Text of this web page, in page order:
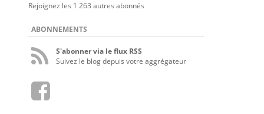
Rejoignez les 1 263 autres abonnés
ABONNEMENTS
S'abonner via le flux RSS
Suivez le blog depuis votre aggrégateur